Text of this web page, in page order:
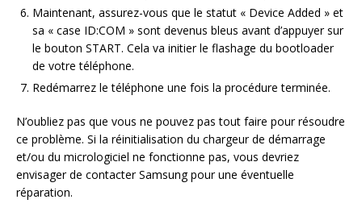
Maintenant, assurez-vous que le statut « Device Added » et
sa « case ID:COM » sont devenus bleus avant d’appuyer sur
le bouton START. Cela va initier le flashage du bootloader
de votre téléphone.
Redémarrez le téléphone une fois la procédure terminée.
N’oubliez pas que vous ne pouvez pas tout faire pour résoudre
ce problème. Si la réinitialisation du chargeur de démarrage
et/ou du micrologiciel ne fonctionne pas, vous devriez
envisager de contacter Samsung pour une éventuelle
réparation.